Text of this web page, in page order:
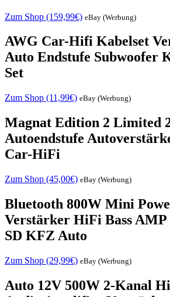
Zum Shop (159,99€) eBay (Werbung)
AWG Car-Hifi Kabelset
Auto Endstufe Subwoofer
Set
Zum Shop (11,99€) eBay (Werbung)
Magnat Edition 2 Limited
Autoendstufe
Car-HiFi
Zum Shop (45,00€) eBay (Werbung)
Bluetooth 800W Mini
Verstärker HiFi Bass
SD KFZ Auto
Zum Shop (29,99€) eBay (Werbung)
Auto 12V 500W 2-Kanal